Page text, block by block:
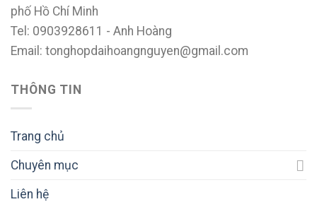
phố Hồ Chí Minh
Tel: 0903928611 - Anh Hoàng
Email: tonghopdaihoangnguyen@gmail.com
THÔNG TIN
Trang chủ
Chuyên mục
Liên hệ